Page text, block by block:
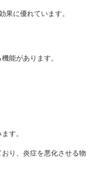
果に優れています。
能があります。
す。
り、炎症を悪化させる物